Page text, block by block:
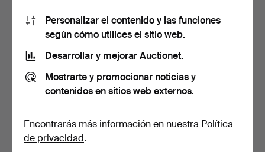
ICONO BIZANTINO
GRIEGO - VIRGEN MARÍA
7 pujas
151 USD
ICONO BIZANTINO -
CRISTO PANTÓCRATOR.
1 puja
70 USD
Personalizar el contenido y las funciones
según cómo utilices el sitio web.
Desarrollar y mejorar Auctionet.
Mostrarte y promocionar noticias y
contenidos en sitios web externos.
Encontrarás más información en nuestra Política
de privacidad.